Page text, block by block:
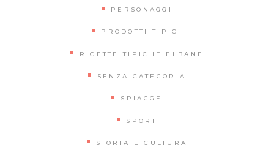
PERSONAGGI
PRODOTTI TIPICI
RICETTE TIPICHE ELBANE
SENZA CATEGORIA
SPIAGGE
SPORT
STORIA E CULTURA